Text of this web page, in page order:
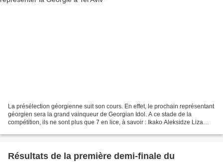
La présélection géorgienne suit son cours. En effet, le prochain représentant
géorgien sera la grand vainqueur de Georgian Idol. A ce stade de la
compétition, ils ne sont plus que 7 en lice, à savoir : Ikako Aleksidze Liza
Résultats de la première demi-finale du